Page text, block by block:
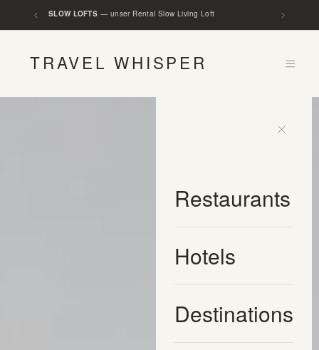
SLOW LOFTS — unser Rental Slow Living Loft
TRAVEL WHISPER
Restaurants
Hotels
Destinations